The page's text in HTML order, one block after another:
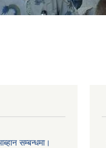
सम्बन्धमा।